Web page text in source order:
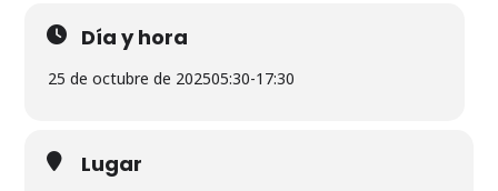
Día y hora
25 de octubre de 202505:30-17:30
Lugar